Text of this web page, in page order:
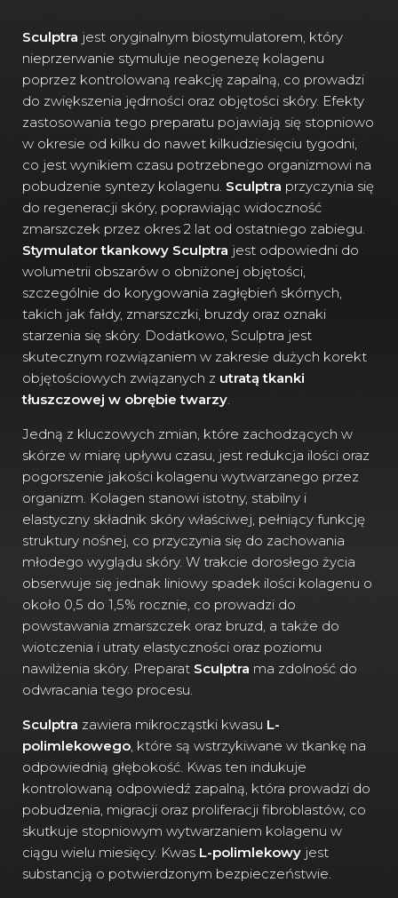
Sculptra jest oryginalnym biostymulatorem, który
nieprzerwanie stymuluje neogenezę kolagenu
poprzez kontrolowaną reakcję zapalną, co prowadzi
do zwiększenia jędrności oraz objętości skóry. Efekty
zastosowania tego preparatu pojawiają się stopniowo
w okresie od kilku do nawet kilkudziesięciu tygodni,
co jest wynikiem czasu potrzebnego organizmowi na
pobudzenie syntezy kolagenu. Sculptra przyczynia się
do regeneracji skóry, poprawiając widoczność
zmarszczek przez okres 2 lat od ostatniego zabiegu.
Stymulator tkankowy Sculptra jest odpowiedni do
wolumetrii obszarów o obniżonej objętości,
szczególnie do korygowania zagłębień skórnych,
takich jak fałdy, zmarszczki, bruzdy oraz oznaki
starzenia się skóry. Dodatkowo, Sculptra jest
skutecznym rozwiązaniem w zakresie dużych korekt
objętościowych związanych z utratą tkanki
tłuszczowej w obrębie twarzy.
Jedną z kluczowych zmian, które zachodzących w
skórze w miarę upływu czasu, jest redukcja ilości oraz
pogorszenie jakości kolagenu wytwarzanego przez
organizm. Kolagen stanowi istotny, stabilny i
elastyczny składnik skóry właściwej, pełniący funkcję
struktury nośnej, co przyczynia się do zachowania
młodego wyglądu skóry. W trakcie dorosłego życia
obserwuje się jednak liniowy spadek ilości kolagenu o
około 0,5 do 1,5% rocznie, co prowadzi do
powstawania zmarszczek oraz bruzd, a także do
wiotczenia i utraty elastyczności oraz poziomu
nawilżenia skóry. Preparat Sculptra ma zdolność do
odwracania tego procesu.
Sculptra zawiera mikrocząstki kwasu L-
polimlekowego, które są wstrzykiwane w tkankę na
odpowiednią głębokość. Kwas ten indukuje
kontrolowaną odpowiedź zapalną, która prowadzi do
pobudzenia, migracji oraz proliferacji fibroblastów, co
skutkuje stopniowym wytwarzaniem kolagenu w
ciągu wielu miesięcy. Kwas L-polimlekowy jest
substancją o potwierdzonym bezpieczeństwie.